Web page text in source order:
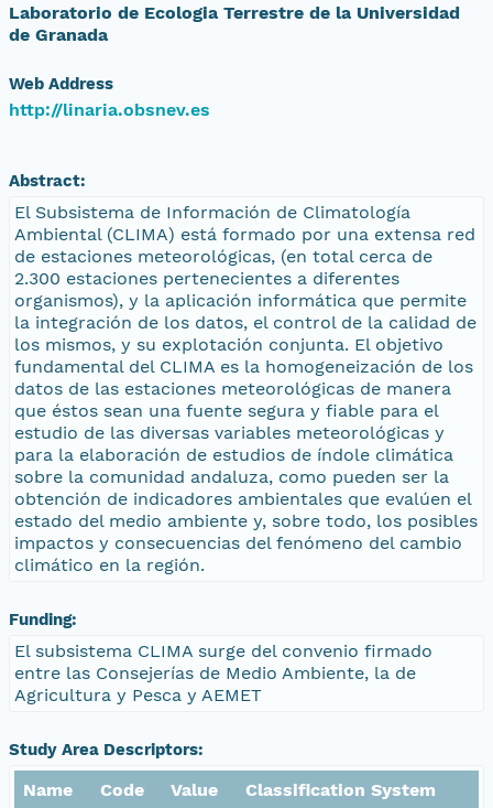
Laboratorio de Ecologia Terrestre de la Universidad
de Granada
Web Address
http://linaria.obsnev.es
Abstract:
El Subsistema de Información de Climatología
Ambiental (CLIMA) está formado por una extensa red
de estaciones meteorológicas, (en total cerca de
2.300 estaciones pertenecientes a diferentes
organismos), y la aplicación informática que permite
la integración de los datos, el control de la calidad de
los mismos, y su explotación conjunta. El objetivo
fundamental del CLIMA es la homogeneización de los
datos de las estaciones meteorológicas de manera
que éstos sean una fuente segura y fiable para el
estudio de las diversas variables meteorológicas y
para la elaboración de estudios de índole climática
sobre la comunidad andaluza, como pueden ser la
obtención de indicadores ambientales que evalúen el
estado del medio ambiente y, sobre todo, los posibles
impactos y consecuencias del fenómeno del cambio
climático en la región.
Funding:
El subsistema CLIMA surge del convenio firmado
entre las Consejerías de Medio Ambiente, la de
Agricultura y Pesca y AEMET
Study Area Descriptors:
Name Code Value Classification System